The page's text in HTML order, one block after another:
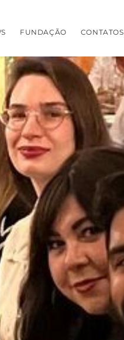
FUNDAÇÃO CONTATOS